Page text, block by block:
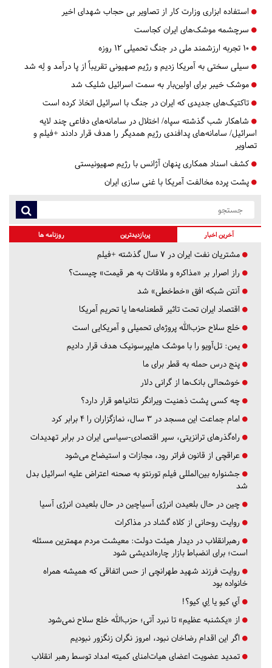
استفاده ابزاری وزارت کار از تصاویر بی حجاب شهدای اخیر
سرچشمه موشک‌های ایران کجاست
۱۰ تجربه ارزشمند ملی در جنگ تحمیلی ۱۲ روزه
سیلی سختی به آمریکا زدیم و رژیم صهیونی تقریباً از پا درآمد و لِه شد
موشک خیبر برای اولین‌بار به سمت اسرائیل شلیک شد
تاکتیک‌های جدیدی که ایران در جنگ با اسرائیل اتخاذ کرده است
شاهکار شب گذشته سپاه/ اختلال در سامانه‌های دفاعی چند لایه
اسرائیل/ سامانه‌های پدافندی رژیم همدیگر را هدف قرار دادند +فیلم و
تصاویر
کشف اسناد همکاری پنهان آژانس با رژیم صهیونیستی
پشت پرده مخالفت آمریکا با غنی سازی ایران
آخرین اخبار پربازدیدترین روزنامه ها
مشتریان نفت ایران در ۷ سال گذشته +فیلم
راز اصرار بر «مذاکره و ملاقات به هر قیمت» چیست؟
آنتن شبکه افق «خط‌خطی» شد
اقتصاد ایران تحت تاثیر قطعنامه‌ها یا تحریم‌ آمریکا
خلع سلاح حزب‌الله پروژه‌ای تحمیلی و آمریکایی است
یمن: تل‌آویو را با موشک هایپرسونیک هدف قرار دادیم
پنج درس‌ حمله به قطر برای ما
خوشحالی بانک‌ها از گرانی دلار
چه کسی پشت ذهنیت ویرانگر نتانیاهو قرار دارد؟
امام جماعت این مسجد در ۳ سال، نمازگزاران را ۴ برابر کرد
راه‌گذرهای ترانزیتی، سپر اقتصادی-سیاسی ایران در برابر تهدیدات
عراقچی از قانون فراتر رود، مجازات و استیضاح می‌شود
جشنواره بین‌المللی فیلم تورنتو به صحنه اعتراض علیه اسرائیل بدل
شد
چین در حال بلعیدن انرژی آسیاچین در حال بلعیدن انرژی آسیا
روایت روحانی از کلاه گشاد در مذاکرات
رهبرانقلاب در دیدار هیئت دولت: معیشت مردم مهمترین مسئله
است؛ برای انضباط بازار چاره‌اندیشی شود
روایت فرزند شهید طهرانچی از حس اتفاقی که همیشه همراه
خانواده بود
آي كيو يا اِي كيو؟!
از «یکشنبه عظیم» تا نبرد آتی؛ حزب‌الله خلع سلاح نمی‌شود
اگر این اقدام رضاخان نبود، امروز نگران زنگزور نبودیم
تمدید عضویت اعضای هیات‌امنای کمیته امداد توسط رهبر انقلاب